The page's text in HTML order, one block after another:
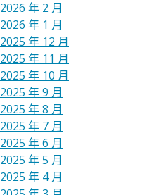
2026 年 2 月
2026 年 1 月
2025 年 12 月
2025 年 11 月
2025 年 10 月
2025 年 9 月
2025 年 8 月
2025 年 7 月
2025 年 6 月
2025 年 5 月
2025 年 4 月